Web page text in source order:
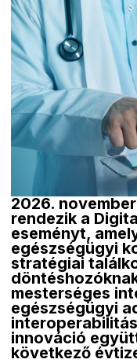
2026.
rendezik a
eseményt,
egészségügyi
stratégiai
mesterséges
egészségügyi
innováció
következő